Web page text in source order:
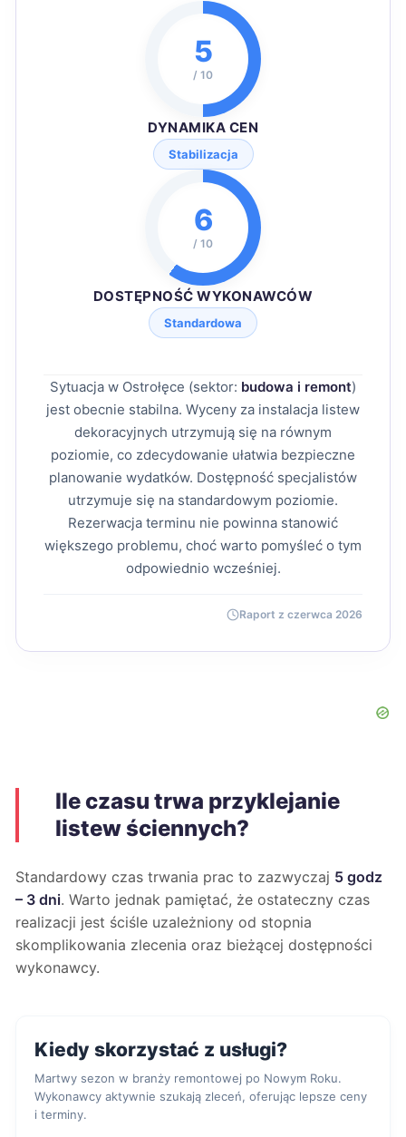
5
/ 10
DYNAMIKA CEN
Stabilizacja
6
/ 10
DOSTĘPNOŚĆ WYKONAWCÓW
Standardowa
Sytuacja w Ostrołęce (sektor: budowa i remont)
jest obecnie stabilna. Wyceny za instalacja listew
dekoracyjnych utrzymują się na równym
poziomie, co zdecydowanie ułatwia bezpieczne
planowanie wydatków. Dostępność specjalistów
utrzymuje się na standardowym poziomie.
Rezerwacja terminu nie powinna stanowić
większego problemu, choć warto pomyśleć o tym
odpowiednio wcześniej.
Raport z czerwca 2026
Ile czasu trwa przyklejanie
listew ściennych?
Standardowy czas trwania prac to zazwyczaj 5 godz
– 3 dni. Warto jednak pamiętać, że ostateczny czas
realizacji jest ściśle uzależniony od stopnia
skomplikowania zlecenia oraz bieżącej dostępności
wykonawcy.
Kiedy skorzystać z usługi?
Martwy sezon w branży remontowej po Nowym Roku.
Wykonawcy aktywnie szukają zleceń, oferując lepsze ceny
i terminy.